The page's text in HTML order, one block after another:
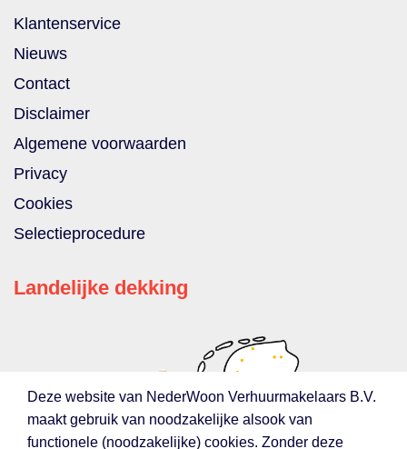
Klantenservice
Nieuws
Contact
Disclaimer
Algemene voorwaarden
Privacy
Cookies
Selectieprocedure
Landelijke dekking
Deze website van NederWoon Verhuurmakelaars B.V.
maakt gebruik van noodzakelijke alsook van
functionele (noodzakelijke) cookies. Zonder deze